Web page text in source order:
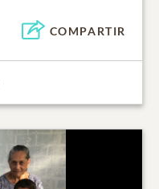
COMPARTIR